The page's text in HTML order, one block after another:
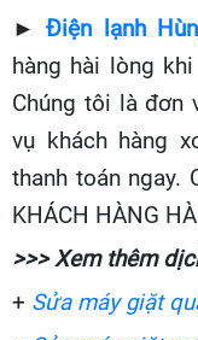
►Điện lạnh
hàng hài lòng
Chúng tôi là đơn
vụ khách hàng
thanh toán ngay.
KHÁCH HÀNG
>>> Xem thêm
+ Sửa máy giặt